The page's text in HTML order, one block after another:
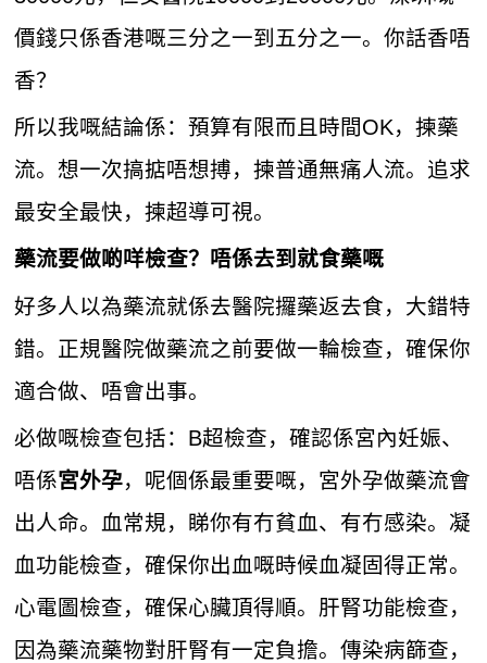
價錢只係香港嘅三分之一到五分之一。你話香唔
香？
所以我嘅結論係：預算有限而且時間OK，揀藥
流。想一次搞掂唔想搏，揀普通無痛人流。追求
最安全最快，揀超導可視。
藥流要做啲咩檢查？唔係去到就食藥嘅
好多人以為藥流就係去醫院攞藥返去食，大錯特
錯。正規醫院做藥流之前要做一輪檢查，確保你
適合做、唔會出事。
必做嘅檢查包括：B超檢查，確認係宮內妊娠、
唔係宮外孕，呢個係最重要嘅，宮外孕做藥流會
出人命。血常規，睇你有冇貧血、有冇感染。凝
血功能檢查，確保你出血嘅時候血凝固得正常。
心電圖檢查，確保心臟頂得順。肝腎功能檢查，
因為藥流藥物對肝腎有一定負擔。傳染病篩查，